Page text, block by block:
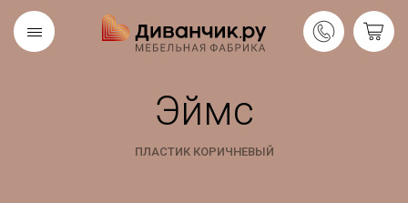
Эймс
ПЛАСТИК КОРИЧНЕВЫЙ
Скандинавская